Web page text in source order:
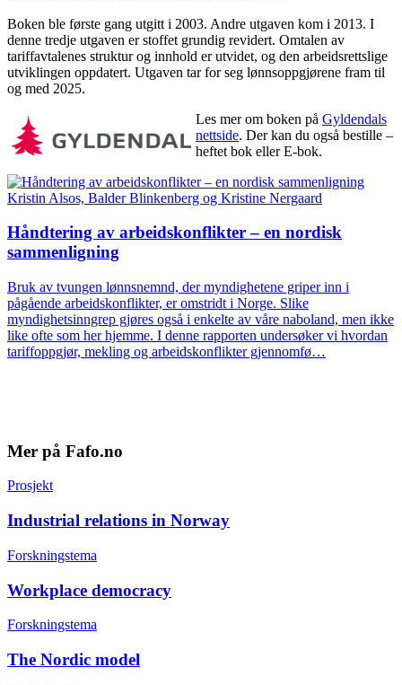
Boken ble første gang utgitt i 2003. Andre utgaven kom i 2013. I
denne tredje utgaven er stoffet grundig revidert. Omtalen av
tariffavtalenes struktur og innhold er utvidet, og den arbeidsrettslige
utviklingen oppdatert. Utgaven tar for seg lønnsoppgjørene fram til
og med 2025.
Les mer om boken på Gyldendals
nettside. Der kan du også bestille –
heftet bok eller E-bok.
Kristin Alsos, Balder Blinkenberg og Kristine Nergaard
Håndtering av arbeidskonflikter – en nordisk
sammenligning
Bruk av tvungen lønnsnemnd, der myndighetene griper inn i
pågående arbeidskonflikter, er omstridt i Norge. Slike
myndighetsinngrep gjøres også i enkelte av våre naboland, men ikke
like ofte som her hjemme. I denne rapporten undersøker vi hvordan
tariffoppgjør, mekling og arbeidskonflikter gjennomfø…
Mer på Fafo.no
Prosjekt
Industrial relations in Norway
Forskningstema
Workplace democracy
Forskningstema
The Nordic model